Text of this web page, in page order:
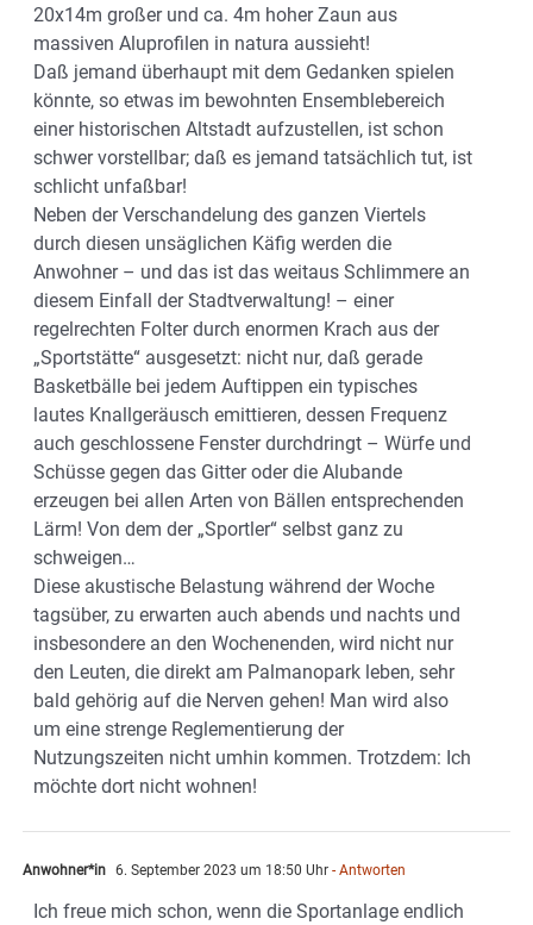
20x14m großer und ca. 4m hoher Zaun aus
massiven Aluprofilen in natura aussieht!
Daß jemand überhaupt mit dem Gedanken spielen
könnte, so etwas im bewohnten Ensemblebereich
einer historischen Altstadt aufzustellen, ist schon
schwer vorstellbar; daß es jemand tatsächlich tut, ist
schlicht unfaßbar!
Neben der Verschandelung des ganzen Viertels
durch diesen unsäglichen Käfig werden die
Anwohner – und das ist das weitaus Schlimmere an
diesem Einfall der Stadtverwaltung! – einer
regelrechten Folter durch enormen Krach aus der
„Sportstätte“ ausgesetzt: nicht nur, daß gerade
Basketbälle bei jedem Auftippen ein typisches
lautes Knallgeräusch emittieren, dessen Frequenz
auch geschlossene Fenster durchdringt – Würfe und
Schüsse gegen das Gitter oder die Alubande
erzeugen bei allen Arten von Bällen entsprechenden
Lärm! Von dem der „Sportler“ selbst ganz zu
schweigen…
Diese akustische Belastung während der Woche
tagsüber, zu erwarten auch abends und nachts und
insbesondere an den Wochenenden, wird nicht nur
den Leuten, die direkt am Palmanopark leben, sehr
bald gehörig auf die Nerven gehen! Man wird also
um eine strenge Reglementierung der
Nutzungszeiten nicht umhin kommen. Trotzdem: Ich
möchte dort nicht wohnen!
Anwohner*in 6. September 2023 um 18:50 Uhr - Antworten
Ich freue mich schon, wenn die Sportanlage endlich